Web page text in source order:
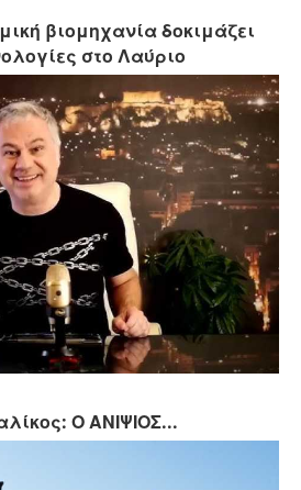
βιομηχανία δοκιμάζει
στο Λαύριο
Ο ΑΝΙΨΙΟΣ...